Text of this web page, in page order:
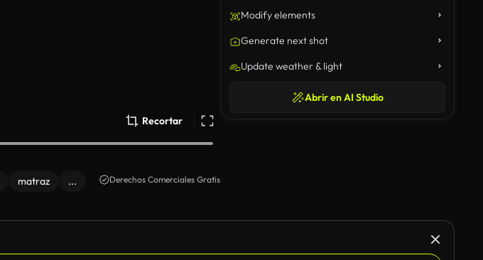
Recortar
matraz ... Derechos Comerciales Gratis
Modify elements
Generate next shot
Update weather & light
Abrir en AI Studio